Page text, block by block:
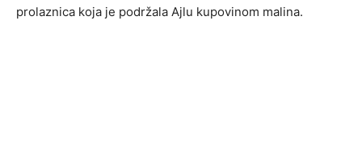
prolaznica koja je podržala Ajlu kupovinom malina.